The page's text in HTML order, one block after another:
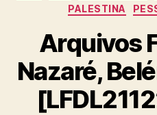
PALESTINA
Arquivos
Nazaré,